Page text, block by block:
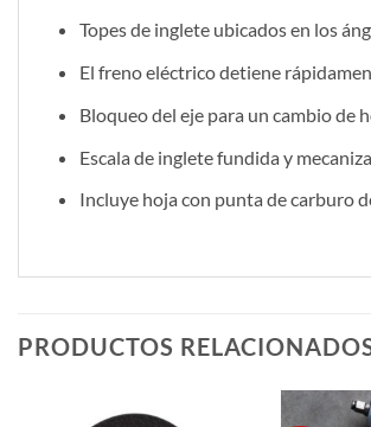
Topes de inglete ubicados en los
El freno eléctrico detiene
Bloqueo del eje para un cambio de
Escala de inglete fundida y
Incluye hoja con punta de carburo
PRODUCTOS